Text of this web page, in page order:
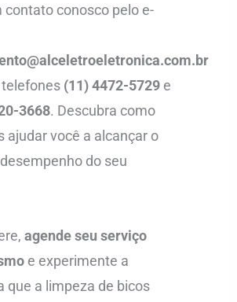
contato conosco pelo e-
(11) 4472-5729 e
3668. Descubra como
ajudar você a alcançar o
do seu
agende seu serviço
e experimente a
que a limpeza de bicos